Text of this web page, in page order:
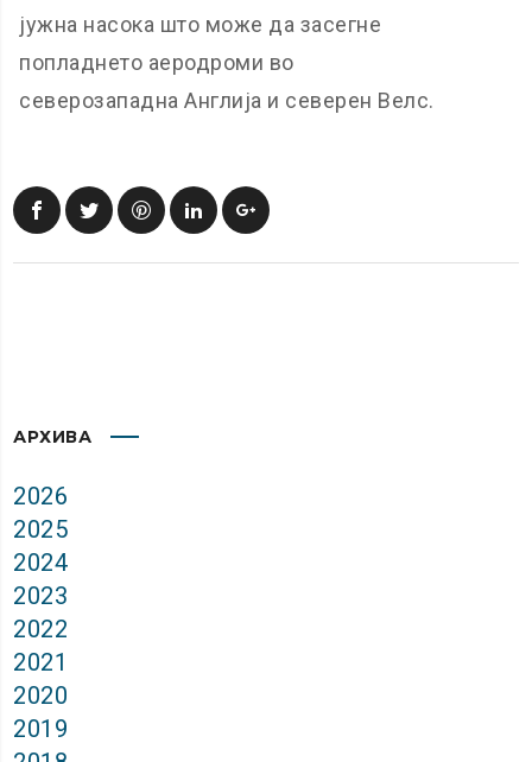
јужна насока што може да засегне
попладнето аеродроми во
северозападна Англија и северен Велс.
АРХИВА
2026
2025
2024
2023
2022
2021
2020
2019